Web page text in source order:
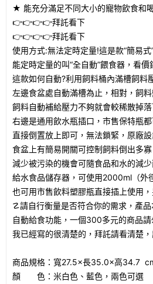
★ 能充分滿足不同大小的寵物飲食和
👉👉👉👉拜託看下
👉👉👉👉拜託看下
使用方式:無法定時定量!這是款“簡易
能定時定量的叫“全自動”餵食器，看
這款如何自動?利用飼料桶內滿槽飼料
左邊食盆處自動滿槽為止，相對，飼料
飼料自動補給壓力不夠就會較稀散掉落
右邊是通用飲水瓶插口，市售保特瓶
直接倒置放上即可，無法鎖緊，原廠
食盆上有簡易開關可控制飼料倒出多寡
減少被污染的機會可隨食品和水的減
給水食品儲存器，可使用2000ml（外
也可用市售飲料塑膠瓶直接插上使用
☡請自行衡量是否符合你的需求，產
自動給食功能，一個300多元的商品
我已經寫的很清楚的，拜託請看清楚
商品規格：寬27.5×長35.0×高34.7
顏 色：米白色、藍色，兩色可選